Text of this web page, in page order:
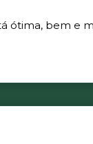
ótima, bem e